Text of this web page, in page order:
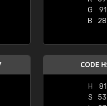
G
91
B
28
CODE
H
81
S
53